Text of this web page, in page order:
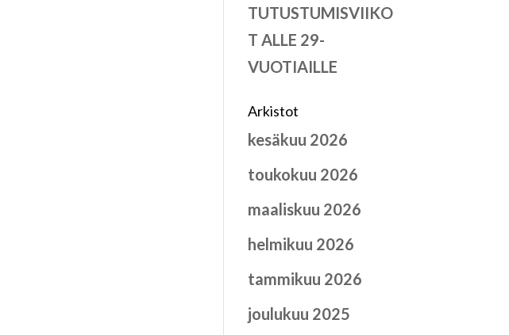
TUTUSTUMISVIIKO
T ALLE 29-
VUOTIAILLE
Arkistot
kesäkuu 2026
toukokuu 2026
maaliskuu 2026
helmikuu 2026
tammikuu 2026
joulukuu 2025